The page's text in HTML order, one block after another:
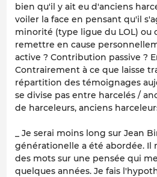
bien qu'il y ait eu d'anciens
voiler la face en pensant qu'il
minorité (type ligue du LOL) ou
remettre en cause
active ? Contribution passive ?
Contrairement à ce que laisse
répartition des témoignages
se divise pas entre harcelés /
de harceleurs, anciens
_ Je serai moins long sur Jean
générationelle a été abordée. Il
des mots sur une pensée qui
quelques années. Je fais